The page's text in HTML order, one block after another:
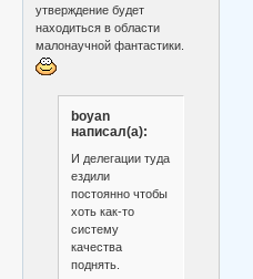
утверждение будет
находиться в области
малонаучной фантастики.
boyan
написал(а):
И делегации туда
ездили
постоянно чтобы
хоть как-то
систему
качества
поднять.